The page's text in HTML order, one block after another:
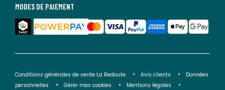
MODES DE PAIEMENT
Conditions générales de vente La Redoute Avis clients
Données
personnelles
Gérer mes cookies
Mentions légales